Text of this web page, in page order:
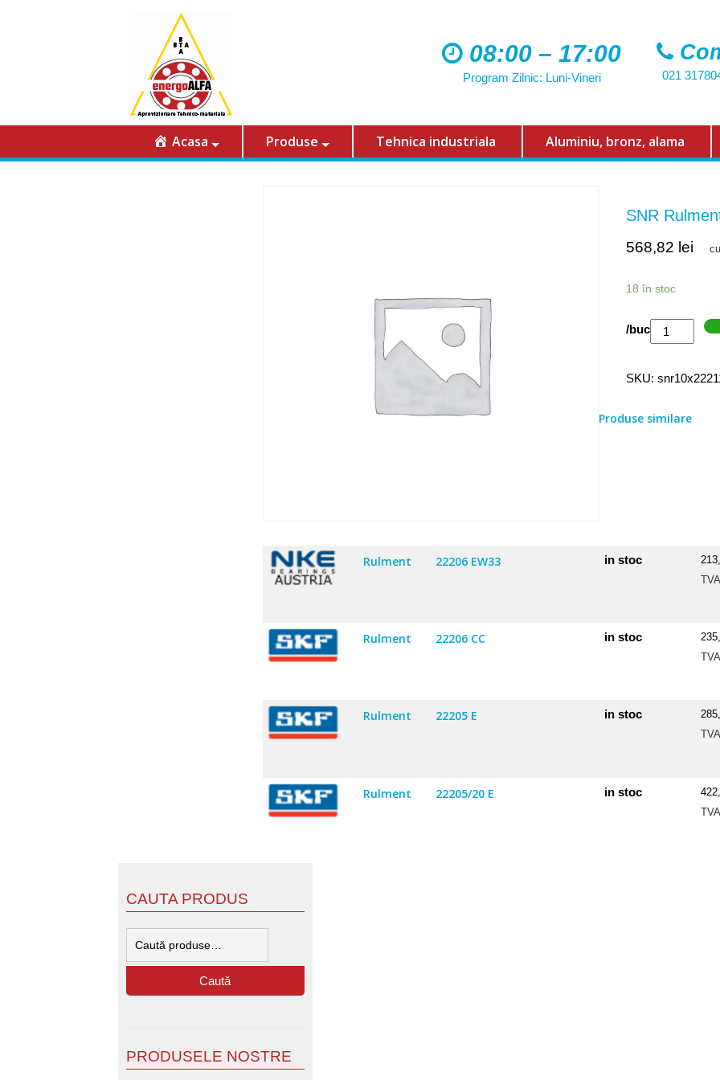
08:00 – 17:00
Program Zilnic: Luni-Vineri 021
Acasa Produse Tehnica industriala Aluminiu, bronz, alama
SNR
568,82 lei
18 în stoc
Cantitate
SNR
/buc
SKU:
Produse similare
Rulment 22206 EW33 in stoc
TVA
Rulment 22206 CC in stoc
TVA
Rulment 22205 E in stoc
TVA
Rulment 22205/20 E in stoc
TVA
CAUTA PRODUS
Caută
PRODUSELE NOSTRE